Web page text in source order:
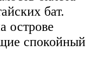
бат.
острове
спокойный